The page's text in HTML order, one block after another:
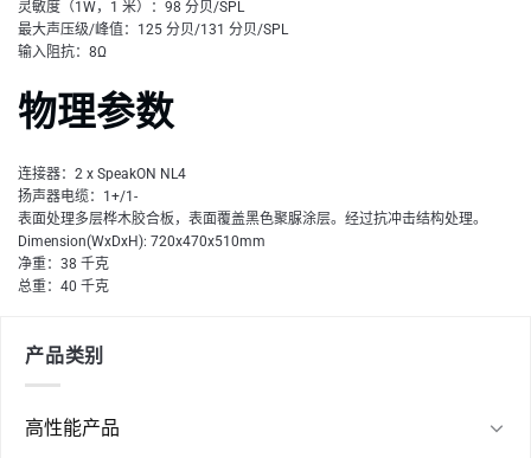
灵敏度（1W，1 米）：98 分贝/SPL
最大声压级/峰值：125 分贝/131 分贝/SPL
输入阻抗：8Ω
物理参数
连接器：2 x SpeakON NL4
扬声器电缆：1+/1-
表面处理多层桦木胶合板，表面覆盖黑色聚脲涂层。经过抗冲击结构处理。
Dimension(WxDxH): 720x470x510mm
净重：38 千克
总重：40 千克
产品类别
高性能产品